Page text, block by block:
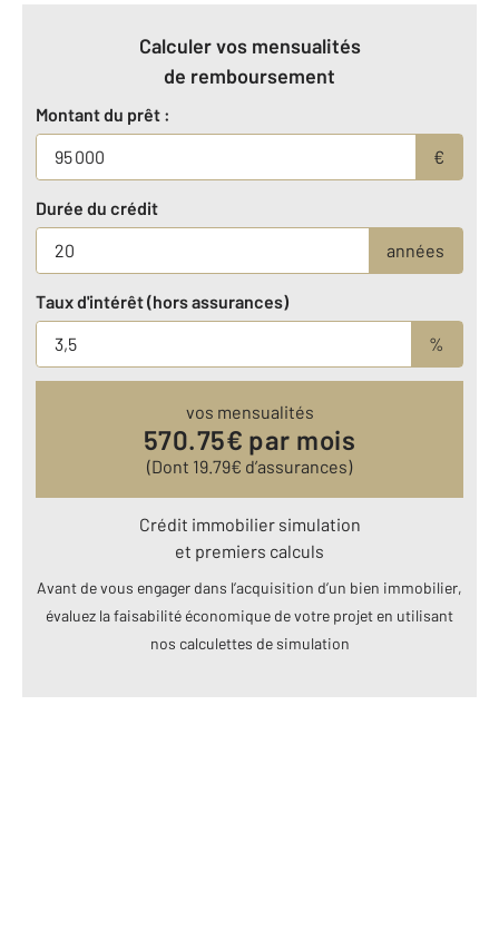
Calculer vos mensualités
de remboursement
Montant du prêt :
€
Durée du crédit
années
Taux d'intérêt (hors assurances)
%
vos mensualités
570.75€ par mois
(Dont 19.79€ d’assurances)
Crédit immobilier simulation
et premiers calculs
Avant de vous engager dans l’acquisition d’un bien immobilier,
évaluez la faisabilité économique de votre projet en utilisant
nos calculettes de simulation